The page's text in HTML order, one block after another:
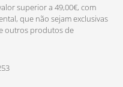
superior a 49,00€, com
que não sejam exclusivas
outros produtos de